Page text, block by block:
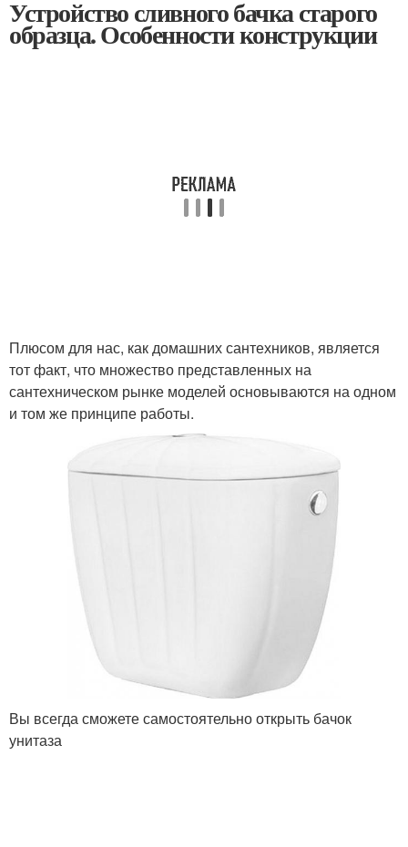
Устройство сливного бачка старого
образца. Особенности конструкции
Плюсом для нас, как домашних сантехников, является
тот факт, что множество представленных на
сантехническом рынке моделей основываются на одном
и том же принципе работы.
Вы всегда сможете самостоятельно открыть бачок
унитаза